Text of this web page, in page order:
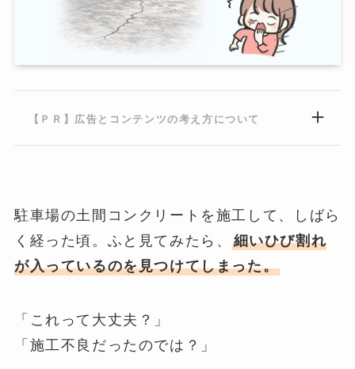
【ＰＲ】広告とコンテンツの考え方について
駐車場の土間コンクリートを施工して、しばら
く経った頃。ふと見てみたら、 細いひび割れ
が入っているのを見つけてしまった。
「これって大丈夫？」
「施工不良だったのでは？」